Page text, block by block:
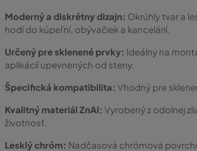
Moderný a diskrétny dizajn: Okrúhly tvar a
hodí do kúpeľní, obývačiek a kancelárií.
Určený pre sklenené prvky: Ideálny na
aplikácií upevnených od steny.
Špecifická kompatibilita: Vhodný pre
Kvalitný materiál ZnAl: Vyrobený z odolnej
životnosť.
Lesklý chróm: Nadčasová chrómová